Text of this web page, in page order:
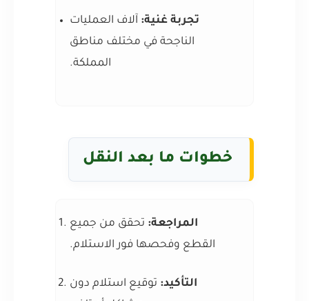
تجربة غنية: آلاف العمليات
الناجحة في مختلف مناطق
المملكة.
خطوات ما بعد النقل
المراجعة: تحقق من جميع
القطع وفحصها فور الاستلام.
التأكيد: توقيع استلام دون